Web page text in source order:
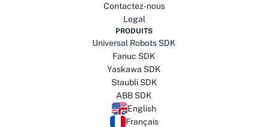
Contactez-nous
Legal
PRODUITS
Universal Robots SDK
Fanuc SDK
Yaskawa SDK
Staubli SDK
ABB SDK
English
Français